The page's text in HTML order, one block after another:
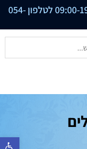
פתח סרגל
054-